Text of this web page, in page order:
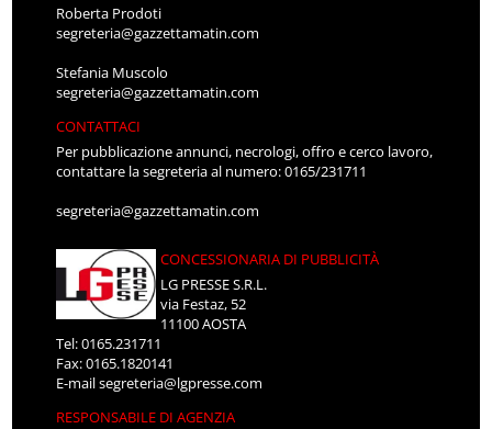
Roberta Prodoti
segreteria@gazzettamatin.com
Stefania Muscolo
segreteria@gazzettamatin.com
CONTATTACI
Per pubblicazione annunci, necrologi, offro e cerco lavoro,
contattare la segreteria al numero: 0165/231711
segreteria@gazzettamatin.com
CONCESSIONARIA DI PUBBLICITÀ
LG PRESSE S.R.L.
via Festaz, 52
11100 AOSTA
Tel: 0165.231711
Fax: 0165.1820141
E-mailsegreteria@lgpresse.com
RESPONSABILE DI AGENZIA